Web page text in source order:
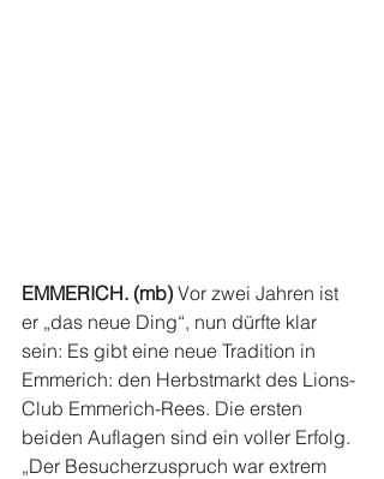
EMMERICH. (mb) Vor zwei Jahren ist
er „das neue Ding“, nun dürfte klar
sein: Es gibt eine neue Tradition in
Emmerich: den Herbstmarkt des Lions-
Club Emmerich-Rees. Die ersten
beiden Auflagen sind ein voller Erfolg.
„Der Besucherzuspruch war extrem